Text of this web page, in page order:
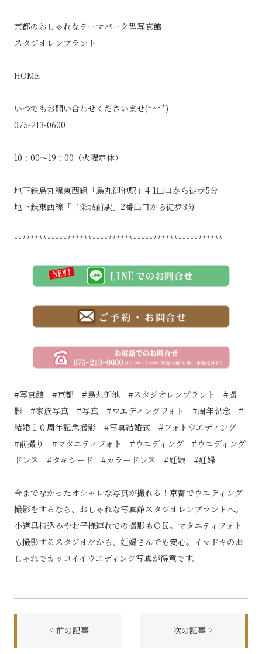
京都のおしゃれなテーマパーク型写真館
スタジオレンブラント
HOME
いつでもお問い合わせくださいませ(*^^*)
075-213-0600
10：00～19：00（火曜定休）
地下鉄烏丸線東西線「烏丸御池駅」4-1出口から徒歩5分
地下鉄東西線「二条城前駅」2番出口から徒歩3分
***************************************************
#写真館 #京都 #烏丸御池 #スタジオレンブラント #撮
影 #家族写真 #写真 #ウエディングフォト #周年記念 #
結婚１０周年記念撮影 #写真結婚式 #フォトウエディング
#前撮り #マタニティフォト #ウエディング #ウエディング
ドレス #タキシード #カラードレス #妊娠 #妊婦
今までなかったオシャレな写真が撮れる！京都でウエディング
撮影をするなら、おしゃれな写真館スタジオレンブラントへ。
小道具持込みやお子様連れでの撮影もＯＫ。マタニティフォト
も撮影するスタジオだから、妊婦さんでも安心。イマドキのお
しゃれでカッコイイウエディング写真が得意です。
< 前の記事 次の記事 >